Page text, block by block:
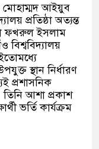
মোহাম্মদ আইয়ুব
প্রতিষ্ঠা অত্যন্ত
ফখরুল ইসলাম
বিশ্ববিদ্যালয়
স্থান নির্ধারণ
প্রশাসনিক
তিনি আশা প্রকাশ
ভর্তি কার্যক্রম